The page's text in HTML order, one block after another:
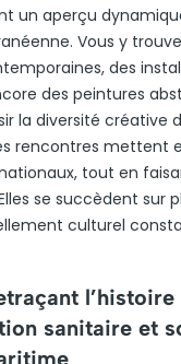
un aperçu
Vous y
des
des peintures
la diversité créative
rencontres mettent
tout en
se succèdent sur
culturel
l’histoire
sanitaire et